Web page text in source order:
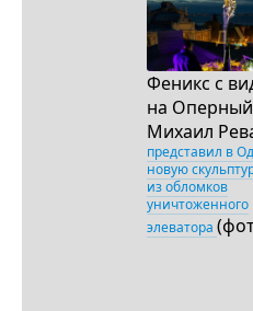
Феникс с
на
Михаил
представил в
новую
из обломков
уничтоженного
элеватора